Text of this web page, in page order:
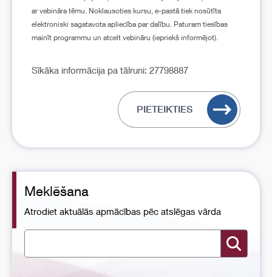
ar vebināra tēmu. Noklausoties kursu, e-pastā tiek nosūtīta
elektroniski sagatavota apliecība par dalību. Paturam tiesības
mainīt programmu un atcelt vebināru (iepriekš informējot).
Sīkāka informācija pa tālruni: 27798887
PIETEIKTIES
Meklēšana
Atrodiet aktuālās apmācības pēc atslēgas vārda